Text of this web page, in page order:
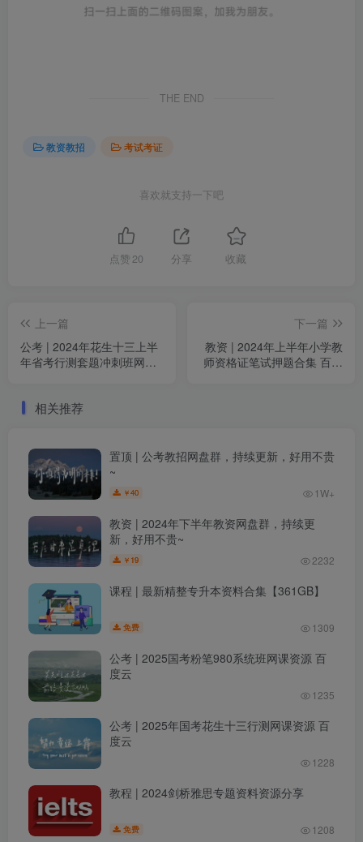
THE END
教资教招 考试考证
喜欢就支持一下吧
点赞 20 分享 收藏
上一篇
公考 | 2024年花生十三上半
年省考行测套题冲刺班网课
下一篇
教资 | 2024年上半年小学教
师资格证笔试押题合集 百度
相关推荐
置顶 | 公考教招网盘群，持续更新，好用不贵
~
￥40 1W+
教资 | 2024年下半年教资网盘群，持续更
新，好用不贵~
￥ 19 2232
课程 | 最新精整专升本资料合集【361GB】
免费 1309
公考 | 2025国考粉笔980系统班网课资源 百
度云
1235
公考 | 2025年国考花生十三行测网课资源 百
度云
1228
教程 | 2024剑桥雅思专题资料资源分享
免费 1208